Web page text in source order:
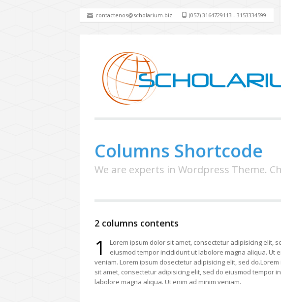
(057) 3164729113 - 3153334599
contactenos@scholarium.biz
Columns Shortcode
We are experts in Wordpress Theme.
2 columns contents
1
Lorem ipsum dolor sit amet, consectetur adipisicing elit,
eiusmod tempor incididunt ut labolore magna aliqua. Ut
veniam. Lorem ipsum dosectetur adipisicing elit, sed
sit amet, consectetur adipisicing elit, sed do eiusmod tempor
labolore magna aliqua. Ut enim ad minim veniam.